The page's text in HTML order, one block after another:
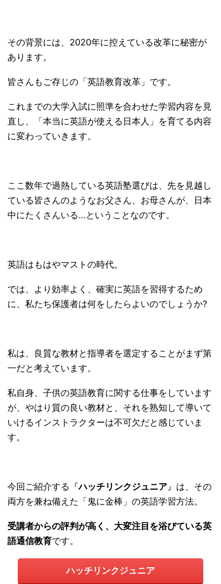
その背景には、2020年に控えている改革に秘密が
あります。
皆さんもご存じの「英語教育改革」です。
これまでの大学入試に照準を合わせた学習内容を見
直し、「本当に英語が使える日本人」を育てる内容
に変わっていきます。
ここ数年で過熱している英語塾選びは、先を見越し
ている皆さんのようなお父さん、お母さんが、日本
中にたくさんいる…ということなのです。
英語はもはやマストの時代。
では、より効率よく、確実に英語を習得するため
に、私たち保護者は何をしたらよいのでしょうか?
私は、良質な教材と指導者を選定することがまず第
一だと考えています。
私自身、子供の英語教育に関する仕事をしています
が、やはり質の良い教材と、それを熟知して導いて
いけるインストラクターは不可欠だと感じていま
す。
今回ご紹介する『ハッチリンクジュニア 』は、その
両方を兼ね備えた「鬼に金棒」の英語学習方法。
受講者からの評判が高く、大変注目を浴びている英
語通信教育です。
ハッチリンクジュニア